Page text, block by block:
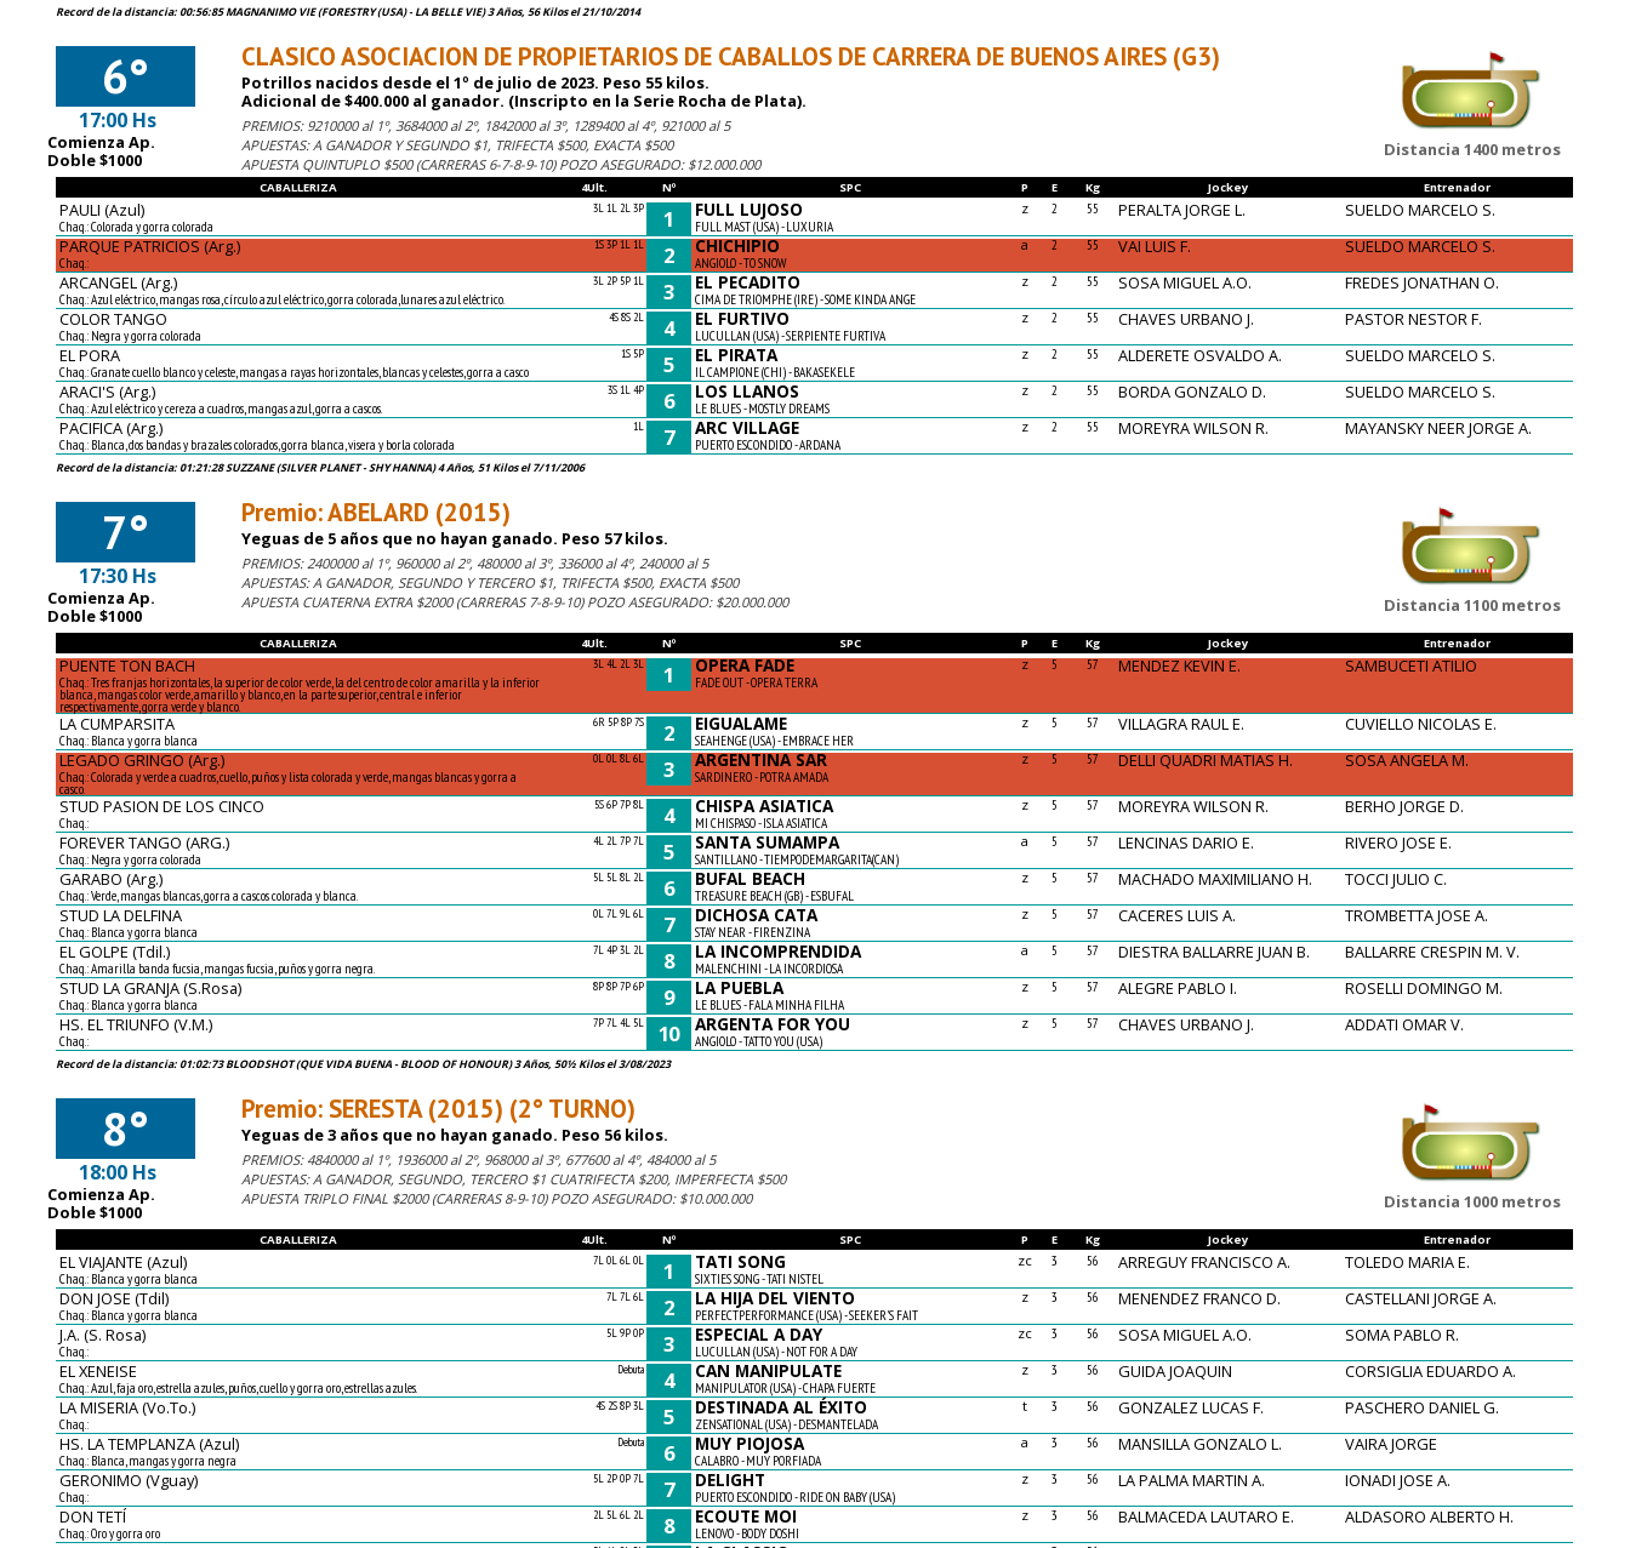
Record de la distancia: 00:56:85 MAGNANIMO VIE (FORESTRY (USA) - LA BELLE VIE) 3 Años, 56 Kilos el 21/10/2014
6°
17:00 Hs
Comienza Ap.
Doble $1000
CLASICO ASOCIACION DE PROPIETARIOS DE CABALLOS DE CARRERA DE BUENOS AIRES (G3)
Potrillos nacidos desde el 1º de julio de 2023. Peso 55 kilos.
Adicional de $400.000 al ganador. (Inscripto en la Serie Rocha de Plata).
PREMIOS: 9210000 al 1º, 3684000 al 2º, 1842000 al 3º, 1289400 al 4º, 921000 al 5
APUESTAS: A GANADOR Y SEGUNDO $1, TRIFECTA $500, EXACTA $500
APUESTA QUINTUPLO $500 (CARRERAS 6-7-8-9-10) POZO ASEGURADO: $12.000.000
Distancia 1400 metros
CABALLERIZA 4Ult. Nº SPC P E Kg Jockey Entrenador
PAULI (Azul)
Chaq.: Colorada y gorra colorada
3L 1L 2L 3P 1 FULL LUJOSO
FULL MAST (USA) - LUXURIA
z 2 55 PERALTA JORGE L.
SUELDO MARCELO S.
PARQUE PATRICIOS (Arg.)
Chaq.:
1S 3P 1L 1L 2 CHICHIPIO
ANGIOLO - TO SNOW
a 2 55 VAI LUIS F.
SUELDO MARCELO S.
ARCANGEL (Arg.)
Chaq.: Azul eléctrico, mangas rosa, círculo azul eléctrico, gorra colorada,lunares azul eléctrico.
3L 2P 5P 1L 3 EL PECADITO
CIMA DE TRIOMPHE (IRE) - SOME KINDA ANGE
z 2 55 SOSA MIGUEL A.O.
FREDES JONATHAN O.
COLOR TANGO
Chaq.: Negra y gorra colorada
4S 8S 2L 4 EL FURTIVO
LUCULLAN (USA) - SERPIENTE FURTIVA
z 2 55 CHAVES URBANO J.
PASTOR NESTOR F.
EL PORA
Chaq.: Granate cuello blanco y celeste, mangas a rayas horizontales, blancas y celestes, gorra a casco
1S 5P 5 EL PIRATA
IL CAMPIONE (CHI) - BAKASEKELE
z 2 55 ALDERETE OSVALDO A.
SUELDO MARCELO S.
ARACI'S (Arg.)
Chaq.: Azul eléctrico y cereza a cuadros, mangas azul, gorra a cascos.
3S 1L 4P 6 LOS LLANOS
LE BLUES - MOSTLY DREAMS
z 2 55 BORDA GONZALO D.
SUELDO MARCELO S.
PACIFICA (Arg.)
Chaq.: Blanca, dos bandas y brazales colorados, gorra blanca, visera y borla colorada
1L 7 ARC VILLAGE
PUERTO ESCONDIDO - ARDANA
z 2 55 MOREYRA WILSON R. MAYANSKY NEER JORGE A.
Record de la distancia: 01:21:28 SUZZANE (SILVER PLANET - SHY HANNA) 4 Años, 51 Kilos el 7/11/2006
7°
17:30 Hs
Comienza Ap.
Doble $1000
Premio: ABELARD (2015)
Yeguas de 5 años que no hayan ganado. Peso 57 kilos.
PREMIOS: 2400000 al 1º, 960000 al 2º, 480000 al 3º, 336000 al 4º, 240000 al 5
APUESTAS: A GANADOR, SEGUNDO Y TERCERO $1, TRIFECTA $500, EXACTA $500
APUESTA CUATERNA EXTRA $2000 (CARRERAS 7-8-9-10) POZO ASEGURADO: $20.000.000
Distancia 1100 metros
CABALLERIZA 4Ult. Nº SPC P E Kg Jockey Entrenador
PUENTE TON BACH
Chaq.: Tres franjas horizontales, la superior de color verde, la del centro de color amarilla y la inferior
blanca, mangas color verde, amarillo y blanco, en la parte superior, central e inferior
respectivamente, gorra verde y blanco.
3L 4L 2L 3L 1 OPERA FADE
FADE OUT - OPERA TERRA
z 5 57 MENDEZ KEVIN E. SAMBUCETI ATILIO
LA CUMPARSITA
Chaq.: Blanca y gorra blanca
6R 5P 8P 7S 2 EIGUALAME
SEAHENGE (USA) - EMBRACE HER
z 5 57 VILLAGRA RAUL E.
CUVIELLO NICOLAS E.
LEGADO GRINGO (Arg.)
Chaq.: Colorada y verde a cuadros, cuello, puños y lista colorada y verde, mangas blancas y gorra a
casco.
0L 0L 8L 6L 3 ARGENTINA SAR
SARDINERO - POTRA AMADA
z 5 57 DELLI QUADRI MATIAS H. SOSA ANGELA M.
STUD PASION DE LOS CINCO
Chaq.:
5S 6P 7P 8L 4 CHISPA ASIATICA
MI CHISPASO - ISLA ASIATICA
z 5 57 MOREYRA WILSON R.
BERHO JORGE D.
FOREVER TANGO (ARG.)
Chaq.: Negra y gorra colorada
4L 2L 7P 7L 5 SANTA SUMAMPA
SANTILLANO - TIEMPODEMARGARITA(CAN)
a 5 57 LENCINAS DARIO E.
RIVERO JOSE E.
GARABO (Arg.)
Chaq.: Verde, mangas blancas, gorra a cascos colorada y blanca.
5L 5L 8L 2L 6 BUFAL BEACH
TREASURE BEACH (GB) - ESBUFAL
z 5 57 MACHADO MAXIMILIANO H.
TOCCI JULIO C.
STUD LA DELFINA
Chaq.: Blanca y gorra blanca
0L 7L 9L 6L 7 DICHOSA CATA
STAY NEAR - FIRENZINA
z 5 57 CACERES LUIS A.
TROMBETTA JOSE A.
EL GOLPE (Tdil.)
Chaq.: Amarilla banda fucsia, mangas fucsia, puños y gorra negra.
7L 4P 3L 2L 8 LA INCOMPRENDIDA
MALENCHINI - LA INCORDIOSA
a 5 57 DIESTRA BALLARRE JUAN B.
BALLARRE CRESPIN M. V.
STUD LA GRANJA (S.Rosa)
Chaq.: Blanca y gorra blanca
8P 8P 7P 6P 9 LA PUEBLA
LE BLUES - FALA MINHA FILHA
z 5 57 ALEGRE PABLO I.
ROSELLI DOMINGO M.
HS. EL TRIUNFO (V.M.)
Chaq.:
7P 7L 4L 5L 10 ARGENTA FOR YOU
ANGIOLO - TATTO YOU (USA)
z 5 57 CHAVES URBANO J. ADDATI OMAR V.
Record de la distancia: 01:02:73 BLOODSHOT (QUE VIDA BUENA - BLOOD OF HONOUR) 3 Años, 50½ Kilos el 3/08/2023
8°
18:00 Hs
Comienza Ap.
Doble $1000
Premio: SERESTA (2015) (2° TURNO)
Yeguas de 3 años que no hayan ganado. Peso 56 kilos.
PREMIOS: 4840000 al 1º, 1936000 al 2º, 968000 al 3º, 677600 al 4º, 484000 al 5
APUESTAS: A GANADOR, SEGUNDO, TERCERO $1 CUATRIFECTA $200, IMPERFECTA $500
APUESTA TRIPLO FINAL $2000 (CARRERAS 8-9-10) POZO ASEGURADO: $10.000.000
Distancia 1000 metros
CABALLERIZA 4Ult. Nº SPC P E Kg Jockey Entrenador
EL VIAJANTE (Azul)
Chaq.: Blanca y gorra blanca
7L 0L 6L 0L 1 TATI SONG
SIXTIES SONG - TATI NISTEL
zc 3 56 ARREGUY FRANCISCO A.
TOLEDO MARIA E.
DON JOSE (Tdil)
Chaq.: Blanca y gorra blanca
7L 7L 6L 2 LA HIJA DEL VIENTO
PERFECTPERFORMANCE (USA) - SEEKER'S FAIT
z 3 56 MENENDEZ FRANCO D.
CASTELLANI JORGE A.
J.A. (S. Rosa)
Chaq.:
5L 9P 0P 3 ESPECIAL A DAY
LUCULLAN (USA) - NOT FOR A DAY
zc 3 56 SOSA MIGUEL A.O.
SOMA PABLO R.
EL XENEISE
Chaq.: Azul, faja oro, estrella azules, puños, cuello y gorra oro, estrellas azules.
Debuta 4 CAN MANIPULATE
MANIPULATOR (USA) - CHAPA FUERTE
z 3 56 GUIDA JOAQUIN
CORSIGLIA EDUARDO A.
LA MISERIA (Vo.To.)
Chaq.:
4S 2S 8P 3L 5 DESTINADA AL ÉXITO
ZENSATIONAL (USA) - DESMANTELADA
t 3 56 GONZALEZ LUCAS F.
PASCHERO DANIEL G.
HS. LA TEMPLANZA (Azul)
Chaq.: Blanca, mangas y gorra negra
Debuta 6 MUY PIOJOSA
CALABRO - MUY PORFIADA
a 3 56 MANSILLA GONZALO L.
VAIRA JORGE
GERONIMO (Vguay)
Chaq.:
5L 2P 0P 7L 7 DELIGHT
PUERTO ESCONDIDO - RIDE ON BABY (USA)
z 3 56 LA PALMA MARTIN A.
IONADI JOSE A.
DON TETÍ
Chaq.: Oro y gorra oro
2L 5L 6L 2L 8 ECOUTE MOI
LENOVO - BODY DOSHI
z 3 56 BALMACEDA LAUTARO E.
ALDASORO ALBERTO H.